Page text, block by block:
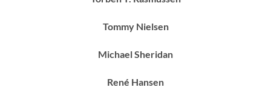
Tommy Nielsen
Michael Sheridan
René Hansen